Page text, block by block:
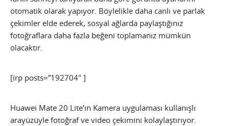
otomatik olarak yapıyor. Böylelikle daha canlı ve parlak
çekimler elde ederek, sosyal ağlarda paylaştığınız
fotoğraflara daha fazla beğeni toplamanız mümkün
olacaktır.
[irp posts=”192704″ ]
Huawei Mate 20 Lite’ın Kamera uygulaması kullanışlı
arayüzüyle fotoğraf ve video çekimini kolaylaştırıyor.